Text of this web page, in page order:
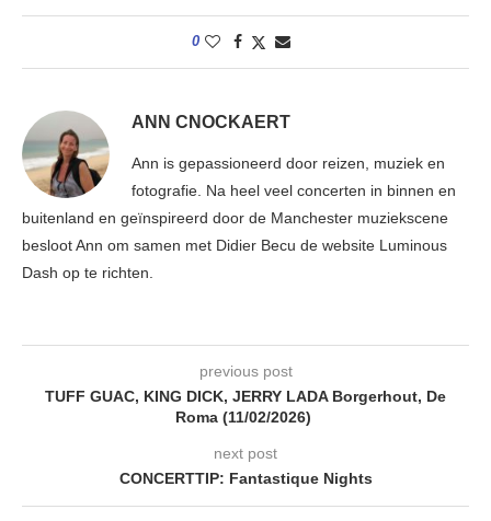
0
ANN CNOCKAERT
Ann is gepassioneerd door reizen, muziek en
fotografie. Na heel veel concerten in binnen en
buitenland en geïnspireerd door de Manchester muziekscene
besloot Ann om samen met Didier Becu de website Luminous
Dash op te richten.
previous post
TUFF GUAC, KING DICK, JERRY LADA Borgerhout, De
Roma (11/02/2026)
next post
CONCERTTIP: Fantastique Nights